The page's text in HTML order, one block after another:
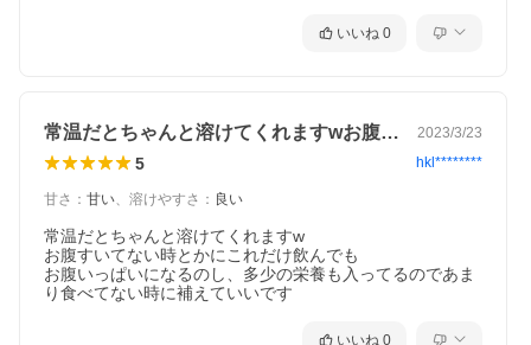
いいね 0
常温だとちゃんと溶けてくれますwお腹す… 2023/3/23
5 hkl********
甘さ ： 甘い、 溶けやすさ ： 良い
常温だとちゃんと溶けてくれますw
お腹すいてない時とかにこれだけ飲んでも
お腹いっぱいになるのし、多少の栄養も入ってるのであま
り食べてない時に補えていいです
いいね 0